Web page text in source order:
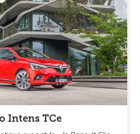
Intens TCe